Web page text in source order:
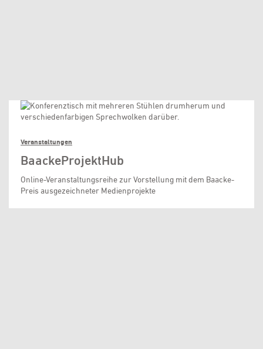
Veranstaltungen
BaackeProjektHub
Online-Veranstaltungsreihe zur Vorstellung mit dem Baacke-
Preis ausgezeichneter Medienprojekte